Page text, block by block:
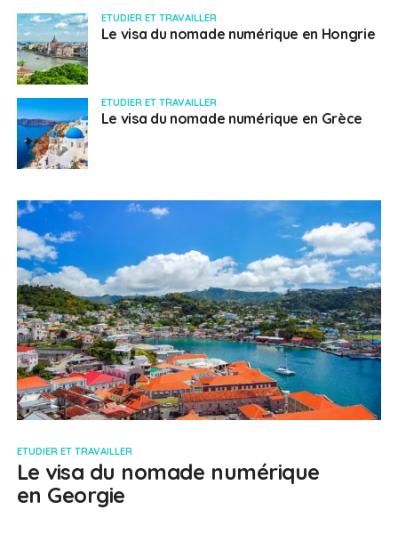
ETUDIER ET TRAVAILLER
Le visa du nomade numérique en Hongrie
ETUDIER ET TRAVAILLER
Le visa du nomade numérique en Grèce
ETUDIER ET TRAVAILLER
Le visa du nomade numérique
en Georgie